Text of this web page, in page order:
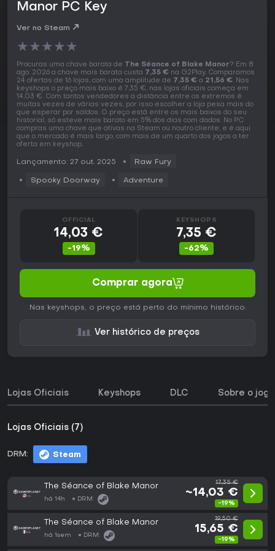
Manor PC Key
Ver no Steam
★★★★★
Procuras uma chave barata de The Séance of Blake Manor? Em 8
ago. 2026 a chave mais barata custa 7,35 € na G2Play. Comparamos
24 ofertas de 16 lojas, com uma amplitude de 7,35 € a 21,56 €. Nas
keyshops o preço mais baixo é 7,35 €, nas lojas oficiais começa em
14,03 €. Com tantos vendedores a distância entre os extremos é
muitas vezes de várias vezes, por isso escolher a loja pesa mais do
que esperar por saldos. O preço está entre os mais baixos do seu
historial, só esteve mais barato em 5% dos dias com dados. No PC
compras uma chave que ativas na Steam ou noutro cliente, e é aqui
que o mercado é mais largo, com mais de um quarto dos jogos a ter
oferta em keyshop.
Lançamento: 27 out. 2025 Raw Fury
Spooky Doorway Adventure
OFFICIAL
14,03 €
-19%
KEYSHOPS
7,35 €
-62%
Comprar agora
Nas keyshops, o preço está perto do mínimo histórico.
Ver histórico de preços
Lojas Oficiais Keyshops DLC Sobre o jogo
Lojas Oficiais (7)
DRM: Steam
The Séance of Blake Manor
há 14h DRM:
17,35 €
~14,03 €
-19%
The Séance of Blake Manor
há 1sem DRM:
19,50 €
15,65 €
-19%